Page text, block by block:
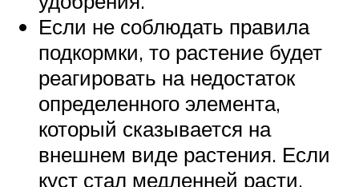
Если не соблюдать правила
подкормки, то растение будет
реагировать на недостаток
определенного элемента,
который сказывается на
внешнем виде растения. Если
куст стал медленней расти,